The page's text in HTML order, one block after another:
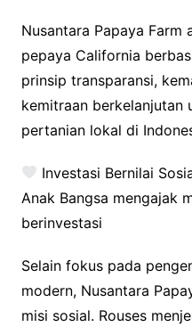
Nusantara Papaya Farm
pepaya California
prinsip transparansi,
kemitraan berkelanjutan
pertanian lokal di
Investasi Bernilai
Anak Bangsa mengajak
berinvestasi
Selain fokus pada
modern, Nusantara
misi sosial. Rouses